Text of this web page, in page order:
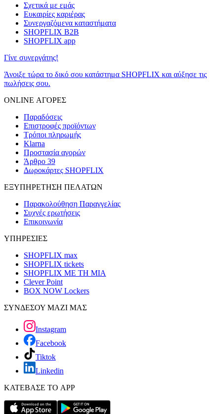
Σχετικά με εμάς
Ευκαιρίες καριέρας
Συνεργαζόμενα καταστήματα
SHOPFLIX B2B
SHOPFLIX app
Γίνε συνεργάτης!
Άνοιξε τώρα το δικό σου κατάστημα SHOPFLIX και αύξησε τις
πωλήσεις σου.
ONLINE ΑΓΟΡΕΣ
Παραδόσεις
Επιστροφές προϊόντων
Τρόποι πληρωμής
Klarna
Προστασία αγορών
Άρθρο 39
Δωροκάρτες SHOPFLIX
ΕΞΥΠΗΡΕΤΗΣΗ ΠΕΛΑΤΩΝ
Παρακολούθηση Παραγγελίας
Συχνές ερωτήσεις
Επικοινωνία
ΥΠΗΡΕΣΙΕΣ
SHOPFLIX max
SHOPFLIX tickets
SHOPFLIX ΜΕ ΤΗ ΜΙΑ
Clever Point
BOX NOW Lockers
ΣΥΝΔΕΣΟΥ ΜΑΖΙ ΜΑΣ
Instagram
Facebook
Tiktok
Linkedin
ΚΑΤΕΒΑΣΕ ΤΟ APP